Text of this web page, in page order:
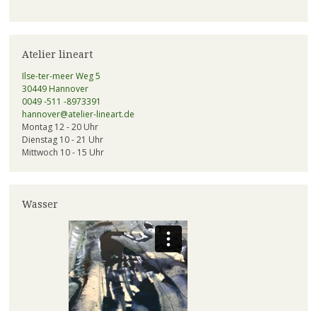
Atelier lineart
Ilse-ter-meer Weg 5
30449 Hannover
0049 -511 -8973391
hannover@atelier-lineart.de
Montag 12 - 20 Uhr
Dienstag 10 - 21 Uhr
Mittwoch 10 - 15 Uhr
Wasser